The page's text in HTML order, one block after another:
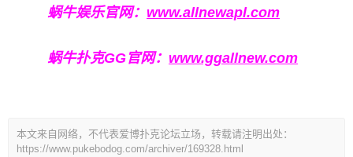
蜗牛娱乐官网： www.allnewapl.com
蜗牛扑克GG官网： www.ggallnew.com
本文来自网络，不代表爱博扑克论坛立场，转载请注明出处：
https://www.pukebodog.com/archiver/169328.html